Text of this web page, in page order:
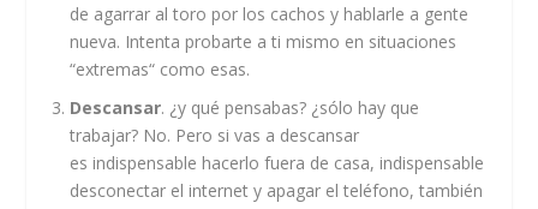
de agarrar al toro por los cachos y hablarle a gente
nueva. Intenta probarte a ti mismo en situaciones
“extremas“ como esas.
Descansar. ¿y qué pensabas? ¿sólo hay que
trabajar? No. Pero si vas a descansar
es indispensable hacerlo fuera de casa, indispensable
desconectar el internet y apagar el teléfono, también